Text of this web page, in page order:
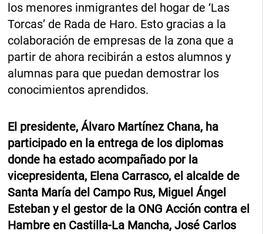
los menores inmigrantes del hogar de ‘Las
Torcas’ de Rada de Haro. Esto gracias a la
colaboración de empresas de la zona que a
partir de ahora recibirán a estos alumnos y
alumnas para que puedan demostrar los
conocimientos aprendidos.
El presidente, Álvaro Martínez Chana, ha
participado en la entrega de los diplomas
donde ha estado acompañado por la
vicepresidenta, Elena Carrasco, el alcalde de
Santa María del Campo Rus, Miguel Ángel
Esteban y el gestor de la ONG Acción contra el
Hambre en Castilla-La Mancha, José Carlos